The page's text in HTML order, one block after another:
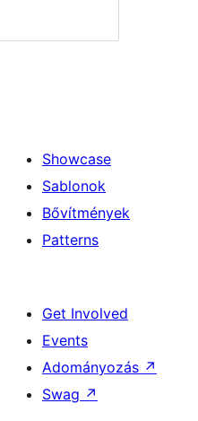
Showcase
Sablonok
Bővítmények
Patterns
Get Involved
Events
Adományozás ↗
Swag ↗